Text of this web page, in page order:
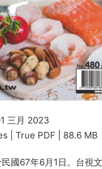
三月 2023
| True PDF | 88.6 MB
國67年6月1日。台視